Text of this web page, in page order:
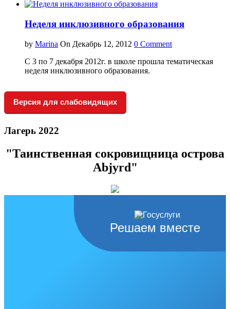
Неделя инклюзивного образования
by Marina On Декабрь 12, 2012 0 Comment
С 3 по 7 декабря 2012г. в школе прошла тематическая
неделя инклюзивного образования.
Версия для слабовидящих
Лагерь 2022
"Таинственная сокровищница острова
Abjyrd"
Решаем вместе